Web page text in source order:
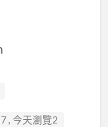
, 今天瀏覽2